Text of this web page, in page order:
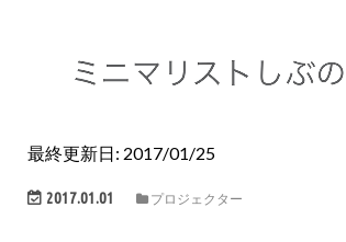
最終更新日: 2017/01/25
2017.01.01 プロジェクター